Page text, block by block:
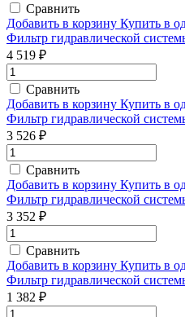
Сравнить
Добавить в корзину Купить в
Фильтр гидравлической
4 519 ₽
Сравнить
Добавить в корзину Купить в
Фильтр гидравлической
3 526 ₽
Сравнить
Добавить в корзину Купить в
Фильтр гидравлической
3 352 ₽
Сравнить
Добавить в корзину Купить в
Фильтр гидравлической
1 382 ₽